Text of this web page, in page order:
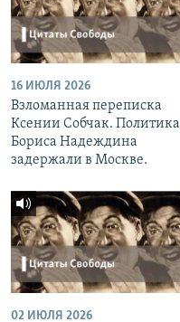
16 ИЮЛЯ 2026
Взломанная переписка
Ксении Собчак. Политика
Бориса Надеждина
задержали в Москве.
02 ИЮЛЯ 2026